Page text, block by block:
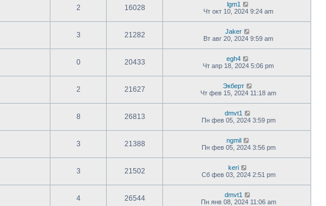
2 16028
lgm1
Чт окт 10, 2024 9:24 am
3 21282
Jaker
Вт авг 20, 2024 9:59 am
0 20433
egh4
Чт апр 18, 2024 5:06 pm
2 21627
Экберт
Чт фев 15, 2024 11:18 am
8 26813
dmvt1
Пн фев 05, 2024 3:59 pm
3 21388
ngmil
Пн фев 05, 2024 3:56 pm
3 21502
keri
Сб фев 03, 2024 2:51 pm
4 26544
dmvt1
Пн янв 08, 2024 11:06 am